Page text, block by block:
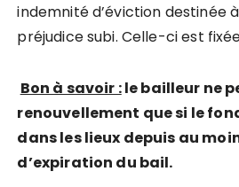
indemnité d’éviction destinée
préjudice subi. Celle-ci est
Bon à savoir :le bailleur ne
renouvellement que si le
dans les lieux depuis au
d’expiration du bail.